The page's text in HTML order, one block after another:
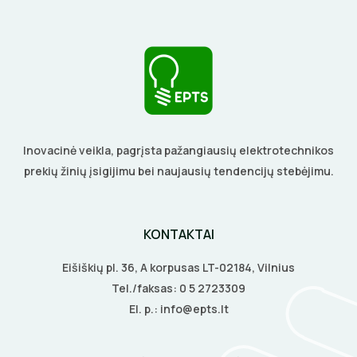
PRATRAUKIKLIAI
BŪGNAI KABELIŲ VYNIOJIMUI
GRĘŽIMO KARŪNOS, GRĄŽTAI
GULSČIUKAI
PJOVIMO ĮRANKIAI
KALIMO ĮRANKIAI
Inovacinė veikla, pagrįsta pažangiausių elektrotechnikos
prekių žinių įsigijimu bei naujausių tendencijų stebėjimu.
KONTAKTAI
Eišiškių pl. 36, A korpusas LT-02184, Vilnius
Tel./faksas: 0 5 2723309
El. p.: info@epts.lt